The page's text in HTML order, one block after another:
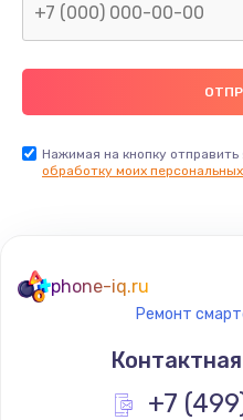
Нажимая на кнопку
обработку моих
phone-iq.ru
Ремонт
+7